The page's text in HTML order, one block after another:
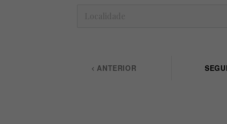
keyboard_arrow_leftANTERIOR